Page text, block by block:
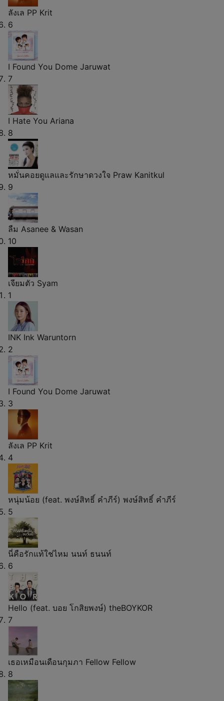
ลังเล PP Krit
6
I Found You Dome Jaruwat
7
I Hate You Ariana
8
หมั่นคอยดูแลและรักษาดวงใจ Praw Kanitkul
9
ลืม Asanee & Wasan
10
เจียมตัว Syam
1
INK Ink Waruntorn
2
I Found You Dome Jaruwat
3
ลังเล PP Krit
4
หนุ่มน้อย (feat. พงษ์สิทธิ์ คำภีร์) พงษ์สิทธิ์ คำภีร์
5
นี่คือรักแท้ใช่ไหม นนท์ ธนนท์
6
Hello (feat. บอย โกสิยพงษ์) theBOYKOR
7
เธอเหมือนเดือนกุมภา Fellow Fellow
8